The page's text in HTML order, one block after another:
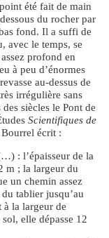
été fait de main
du rocher par
fond. Il a suffi de
avec le temps, se
profond en
à peu d’énormes
au-dessus de
irrégulière sans
siècles le Pont de
Scientifiques de
écrit :
: l’épaisseur de la
m ; la largeur du
un chemin assez
tablier jusqu’au
à la largeur de
elle dépasse 12